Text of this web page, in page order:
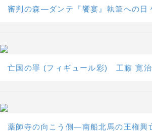
審判の森―ダンテ『饗宴』執筆への
亡国の罪 (フィギュール彩) 工藤 寛
薬師寺の向こう側―南船北馬の王権興